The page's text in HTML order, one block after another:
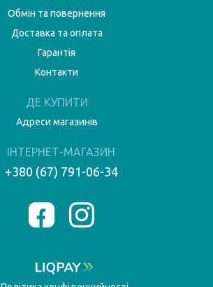
Обмін та повернення
Доставка та оплата
Гарантія
Контакти
ДЕ КУПИТИ
Адреси магазинів
ІНТЕРНЕТ-МАГАЗИН
+380 (67) 791-06-34